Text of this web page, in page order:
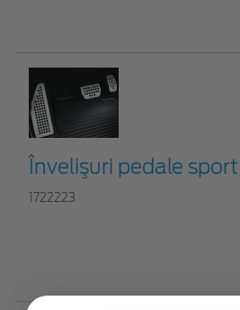
Învelişuri pedale
1722223